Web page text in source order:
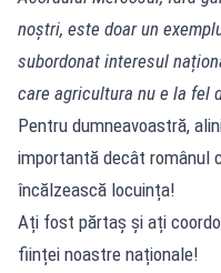
noștri, este doar un
subordonat interesul
care agricultura nu e la fel
Pentru dumneavoastră,
importantă decât românul
încălzească locuința!
Ați fost părtaș și ați
ființei noastre naționale!